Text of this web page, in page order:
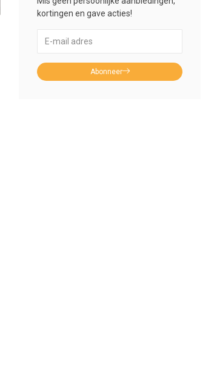
kortingen en gave acties!
Abonneer